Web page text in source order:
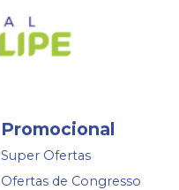
Promocional
Super Ofertas
Ofertas de Congresso